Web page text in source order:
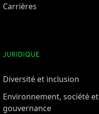
Carrières
JURIDIQUE
Diversité et inclusion
Environnement, société et
gouvernance